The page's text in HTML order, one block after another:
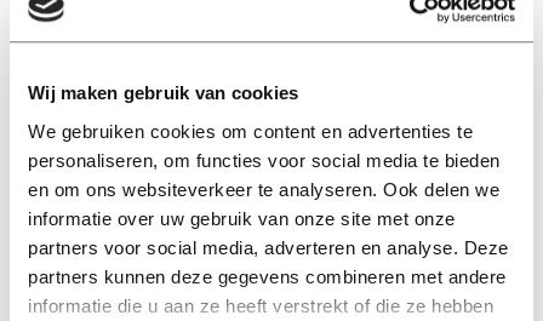
Wij maken gebruik van cookies
We gebruiken cookies om content en advertenties te
personaliseren, om functies voor social media te bieden
en om ons websiteverkeer te analyseren. Ook delen we
informatie over uw gebruik van onze site met onze
partners voor social media, adverteren en analyse. Deze
partners kunnen deze gegevens combineren met andere
informatie die u aan ze heeft verstrekt of die ze hebben
beschikbaar. Er is een fonds van 50 miljoen euro. Het
merendeel van de investeringen en de exploitatie moet
echter worden opgebracht door private financiers.
Lees ook